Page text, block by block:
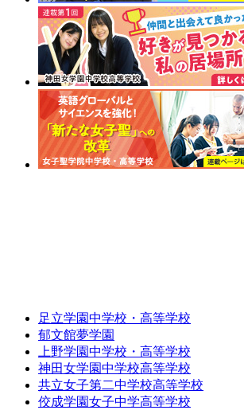
足立学園中学校・高等学校
郁文館夢学園
上野学園中学校・高等学校
神田女学園中学校高等学校
共立女子第二中学校高等学校
佼成学園女子中学高等学校